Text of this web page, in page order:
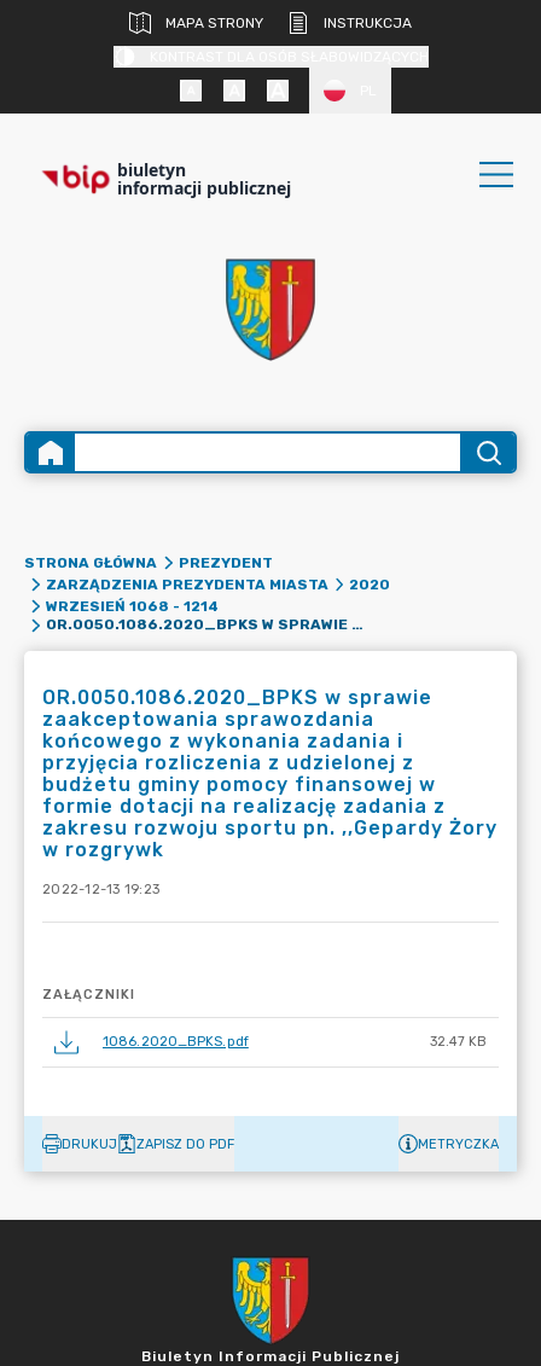
MAPA STRONY
INSTRUKCJA
biuletyn
informacji publicznej
STRONA GŁÓWNA
PREZYDENT
ZARZĄDZENIA PREZYDENTA MIASTA
2020
WRZESIEŃ 1068 - 1214
OR.0050.1086.2020_BPKS W SPRAWIE ZAAKCEPTOWANIA SPRAWOZDANIA KOŃCOWEGO Z WYKONANIA ZADANIA I PRZYJĘCIA ROZLICZENIA Z UDZIELONEJ Z BUDŻETU GMINY POMOCY FINANSOWEJ W FORMIE DOTACJI NA REALIZACJĘ ZADANIA Z ZAKRESU ROZWOJU SPORTU PN. ,,GEPARDY ŻORY W ROZGRYWK
OR.0050.1086.2020_BPKS w sprawie
zaakceptowania sprawozdania
końcowego z wykonania zadania i
przyjęcia rozliczenia z udzielonej z
budżetu gminy pomocy finansowej w
formie dotacji na realizację zadania z
zakresu rozwoju sportu pn. ,,Gepardy Żory
w rozgrywk
2022-12-13 19:23
ZAŁĄCZNIKI
1086.2020_BPKS.pdf 32.47 KB
DRUKUJ ZAPISZ DO PDF METRYCZKA
Biuletyn Informacji Publicznej